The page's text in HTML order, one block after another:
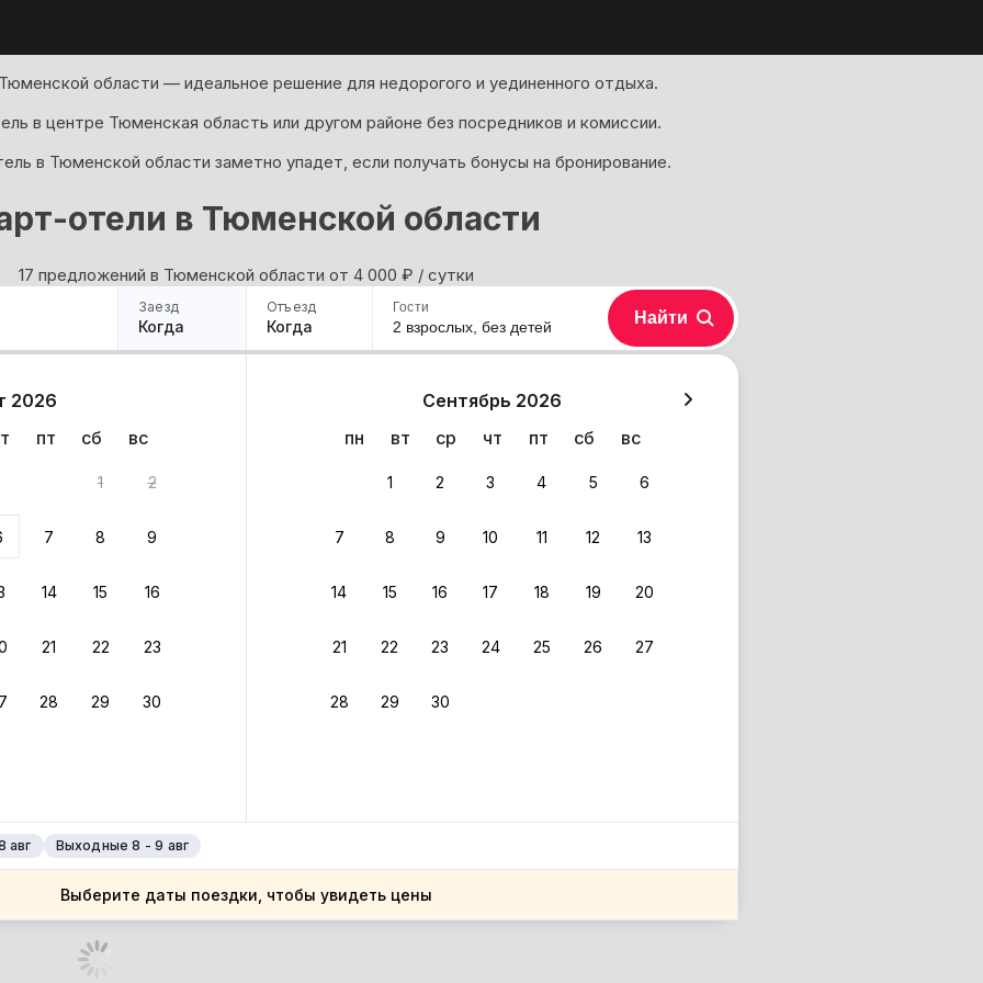
области — идеальное решение для недорогого и уединенного отдыха.
в центре Тюменская область или другом районе без посредников и комиссии.
в Тюменской области заметно упадет, если получать бонусы на бронирование.
отели в Тюменской области
17 предложений в Тюменской области oт 4 000 ₽ / сутки
Заезд
Когда
Отъезд
Когда
2026
пт сб вс
1 2
7 8 9
14 15 16
21 22 23
28 29 30
Сентябрь 2026
пн
вт ср чт пт сб вс
1 2 3 4 5 6
7 8 9 10 11 12 13
14 15 16 17 18 19 20
21 22 23 24 25 26 27
28 29 30
авг Выходные 8 - 9 авг
Выберите даты поездки, чтобы увидеть цены
Гости
2 взрослых, без детей Найти
вариантов